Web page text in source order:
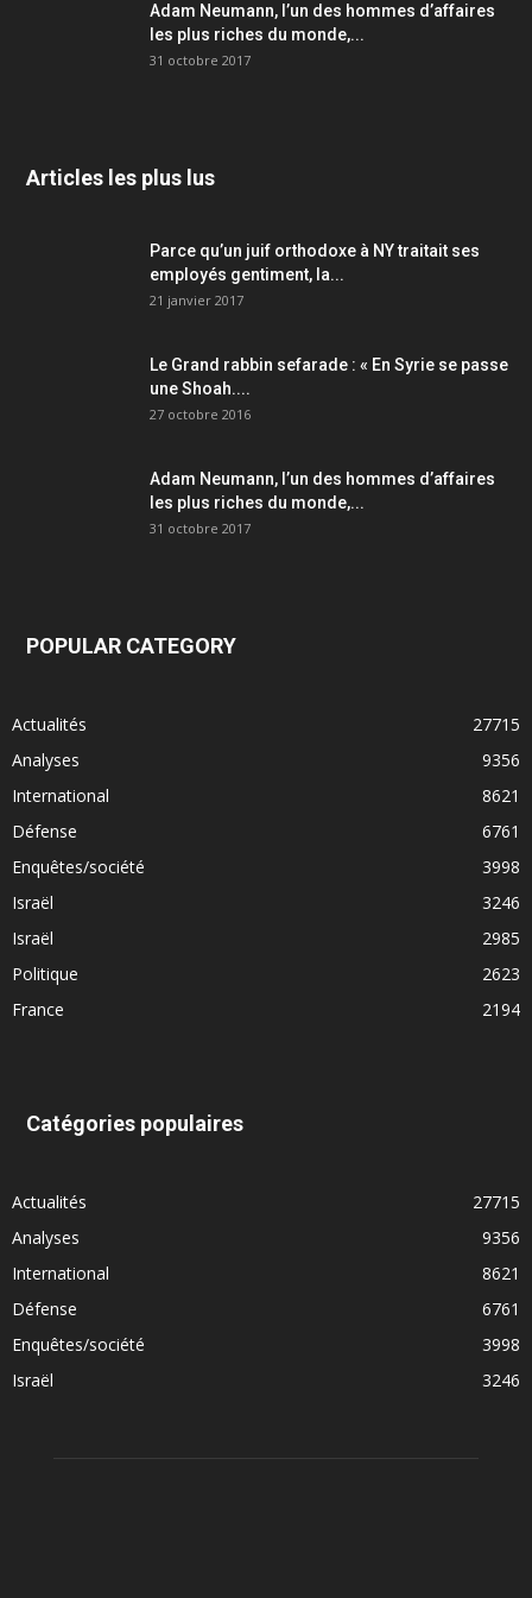
Adam Neumann, l’un des hommes d’affaires
les plus riches du monde,...
31 octobre 2017
Articles les plus lus
Parce qu’un juif orthodoxe à NY traitait ses
employés gentiment, la...
21 janvier 2017
Le Grand rabbin sefarade : « En Syrie se passe
une Shoah....
27 octobre 2016
Adam Neumann, l’un des hommes d’affaires
les plus riches du monde,...
31 octobre 2017
POPULAR CATEGORY
Actualités
27715
Analyses
9356
International
8621
Défense
6761
Enquêtes/société
3998
Israël
3246
Israël
2985
Politique
2623
France
2194
Catégories populaires
Actualités
27715
Analyses
9356
International
8621
Défense
6761
Enquêtes/société
3998
Israël
3246